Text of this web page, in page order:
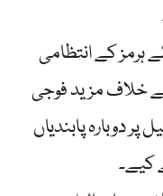
ہرمز کے انتظامی
خلاف مزید فوجی
پر دوبارہ پابندیاں
کیے۔